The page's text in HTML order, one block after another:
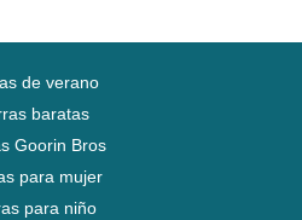
de verano
baratas
Goorin Bros
para mujer
para niño